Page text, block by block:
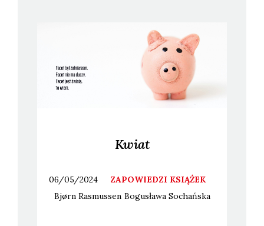
Kwiat
06/05/2024
ZAPOWIEDZI KSIĄŻEK
Bjørn Rasmussen Bogusława Sochańska